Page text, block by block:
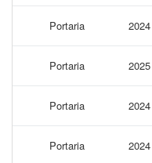
Portaria 2024
Portaria 2025
Portaria 2024
Portaria 2024